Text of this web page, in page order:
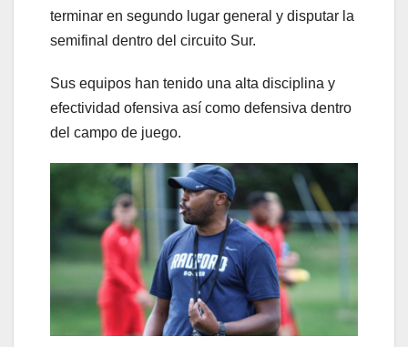
terminar en segundo lugar general y disputar la
semifinal dentro del circuito Sur.
Sus equipos han tenido una alta disciplina y
efectividad ofensiva así como defensiva dentro
del campo de juego.